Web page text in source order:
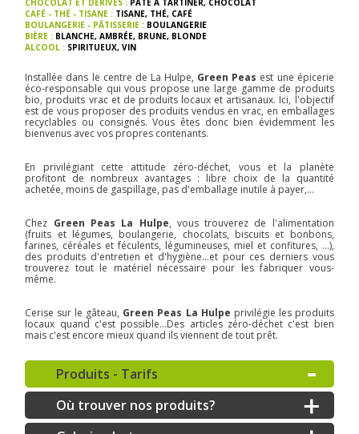
CAFÉ - THÉ - TISANE : TISANE, THÉ, CAFÉ
BOULANGERIE - PÂTISSERIE : BOULANGERIE
BIÈRE : BLANCHE, AMBRÉE, BRUNE, BLONDE
ALCOOL : SPIRITUEUX, VIN
Installée dans le centre de La Hulpe, Green Peas est une épicerie
éco-responsable qui vous propose une large gamme de produits
bio, produits vrac et de produits locaux et artisanaux. Ici, l'objectif
est de vous proposer des produits vendus en vrac, en emballages
recyclables ou consignés. Vous êtes donc bien évidemment les
bienvenus avec vos propres contenants.
En privilégiant cette attitude zéro-déchet, vous et la planète
profitont de nombreux avantages : libre choix de la quantité
achetée, moins de gaspillage, pas d'emballage inutile à payer,...
Chez Green Peas La Hulpe, vous trouverez de l'alimentation
(fruits et légumes, boulangerie, chocolats, biscuits et bonbons,
farines, céréales et féculents, légumineuses, miel et confitures, ...),
des produits d'entretien et d'hygiène...et pour ces derniers vous
trouverez tout le matériel nécessaire pour les fabriquer vous-
même.
Cerise sur le gâteau, Green Peas La Hulpe privilégie les produits
locaux quand c'est possible...Des articles zéro-déchet c'est bien
mais c'est encore mieux quand ils viennent de tout prêt.
Produits - Tarifs
Où trouver nos produits?